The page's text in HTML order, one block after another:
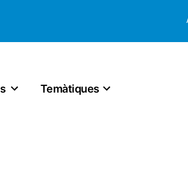
Temàtiques